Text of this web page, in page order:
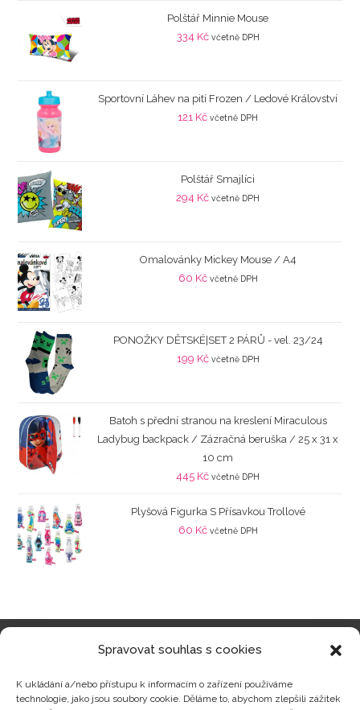
Spravovat souhlas s cookies
K ukládání a/nebo přístupu k informacím o zařízení používáme
technologie, jako jsou soubory cookie. Děláme to, abychom zlepšili zážitek
Polštář Minnie Mouse
334 Kč včetně DPH
Sportovní Láhev na pití Frozen / Ledové Království
121 Kč včetně DPH
Polštář Smajlíci
294 Kč včetně DPH
Omalovánky Mickey Mouse / A4
60 Kč včetně DPH
PONOŽKY DĚTSKÉ|SET 2 PÁRŮ - vel. 23/24
199 Kč včetně DPH
Batoh s přední stranou na kreslení Miraculous
Ladybug backpack / Zázračná beruška / 25 x 31 x
10 cm
445 Kč včetně DPH
Plyšová Figurka S Přísavkou Trollové
60 Kč včetně DPH